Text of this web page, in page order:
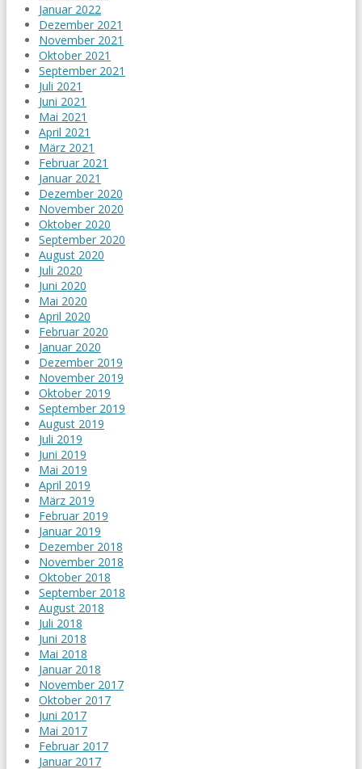
Januar 2022
Dezember 2021
November 2021
Oktober 2021
September 2021
Juli 2021
Juni 2021
Mai 2021
April 2021
März 2021
Februar 2021
Januar 2021
Dezember 2020
November 2020
Oktober 2020
September 2020
August 2020
Juli 2020
Juni 2020
Mai 2020
April 2020
Februar 2020
Januar 2020
Dezember 2019
November 2019
Oktober 2019
September 2019
August 2019
Juli 2019
Juni 2019
Mai 2019
April 2019
März 2019
Februar 2019
Januar 2019
Dezember 2018
November 2018
Oktober 2018
September 2018
August 2018
Juli 2018
Juni 2018
Mai 2018
Januar 2018
November 2017
Oktober 2017
Juni 2017
Mai 2017
Februar 2017
Januar 2017